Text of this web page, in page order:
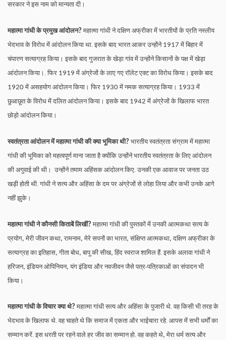
सरकार ने इस नाम को मान्यता दी।
महात्मा गांधी के प्रमुख आंदोलन? महात्मा गांधी ने दक्षिण अफ्रीका में भारतीयों के प्रति नस्लीय
भेदभाव के विरोध में आंदोलन किया था. इसके बाद भारत आकर उन्होंने 1917 में बिहार में
चंपारण सत्याग्रह किया। इसके बाद गुजरात के खेड़ा गांव में उन्होंने किसानों के पक्ष में खेड़ा
आंदोलन किया।. फिर 1919 में अंग्रेजों के लाए गए रॉलेट एक्ट का विरोध किया। इसके बाद
1920 में असहयोग आंदोलन किया। फिर 1930 में नमक सत्याग्रह किया। 1933 में
छुआछूत के विरोध में दलित आंदोलन किया। इसके बाद 1942 में अंग्रेजों के खिलाफ भारत
छोड़ो आंदोलन किया।
स्वतंत्रता आंदोलन में महात्मा गांधी की क्या भूमिका थी? भारतीय स्वतंत्रता संग्राम में महात्मा
गांधी की भूमिका को महत्वपूर्ण माना जाता है क्योंकि उन्होंने भारतीय स्वतंत्रता के लिए आंदोलन
की अगुवाई की थी। उन्होंने तमाम अहिंसक आंदोलन किए. उनकी एक आवाज पर जनता उठ
खड़ी होती थी. गांधी ने सत्य और अहिंसा के दम पर अंग्रेजों से लोहा लिया और कभी उनके आगे
नहीं झुके।
महात्मा गांधी ने कौनसी किताबें लिखीं? महात्मा गांधी की पुस्तकों में उनकी आत्मकथा सत्य के
प्रयोग, मेरी जीवन कथा, रामनाम, मेरे सपनों का भारत, संक्षिप्त आत्मकथा, दक्षिण अफ्रीका के
सत्याग्रह का इतिहास, गीता बोध, बापू की सीख, हिंद स्वराज शामिल हैं. इसके अलावा गांधी ने
हरिजन, इंडियन ओपिनियन, यंग इंडिया और नवजीवन जैसे पत्र-पत्रिकाओं का संपादन भी
किया।
महात्मा गांधी के विचार क्या थे? महात्मा गांधी सत्य और अहिंसा के पुजारी थे. वह किसी भी तरह के
भेदभाव के खिलाफ थे. वह चाहते थे कि समाज में एकता और भाईचारा रहे. आपस में सभी धर्मों का
सम्मान करें. इस धरती पर रहने वाले हर जीव का सम्मान हो. वह कहते थे, मेरा धर्म सत्य और